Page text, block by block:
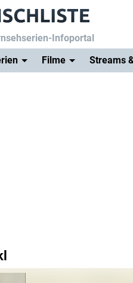
Infoportal
Filme Streams